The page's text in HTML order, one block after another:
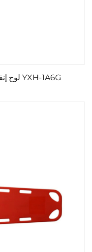
YXH-1A6G لوح إنقاذ طوارئ مصنوع من الألمنيوم